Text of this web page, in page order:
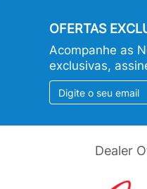
OFERTAS
Acompanhe as
exclusivas,
Dealer